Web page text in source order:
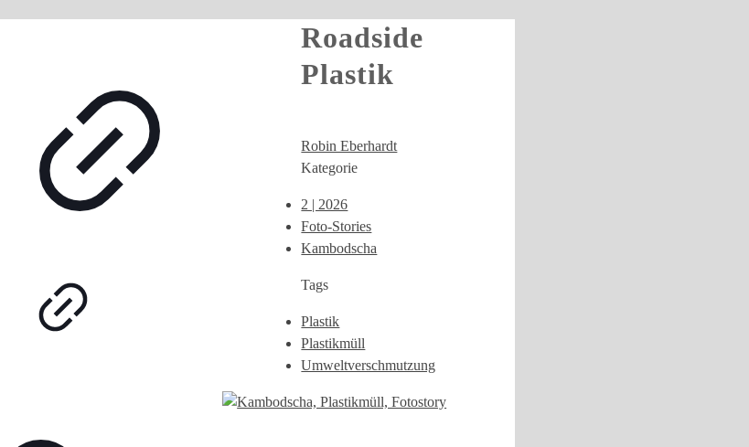
Roadside
Plastik
Robin Eberhardt
Kategorie
2 | 2026
Foto-Stories
Kambodscha
Tags
Plastik
Plastikmüll
Umweltverschmutzung